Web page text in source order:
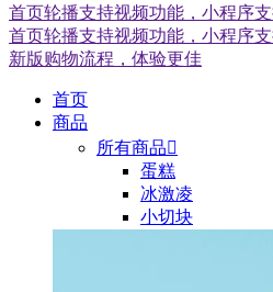
首页轮播支持视频功能，小程序
首页轮播支持视频功能，小程序
新版购物流程，体验更佳
首页
商品
所有商品
蛋糕
冰激凌
小切块